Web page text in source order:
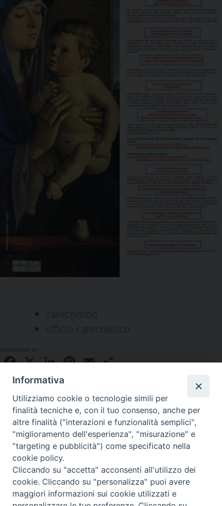
catechismo
ufficio catechistico
condividi su
Facebook
X LinkedIn
Pinterest
EmailCondividi
Piazza Duomo 48 - 59100 Prato
Tel. 0574-39259 - fax 0574-930623
curia@diocesiprato.it
seguici su
Informativa
Utilizziamo cookie o tecnologie simili per
finalità tecniche e, con il tuo consenso, anche per
altre finalità ("interazioni e funzionalità semplici",
"miglioramento dell'esperienza", "misurazione" e
"targeting e pubblicità") come specificato nella
cookie policy.
Cliccando su "accetta" acconsenti all'utilizzo dei
cookie. Cliccando su "personalizza" puoi avere
maggiori informazioni sui cookie utilizzati e